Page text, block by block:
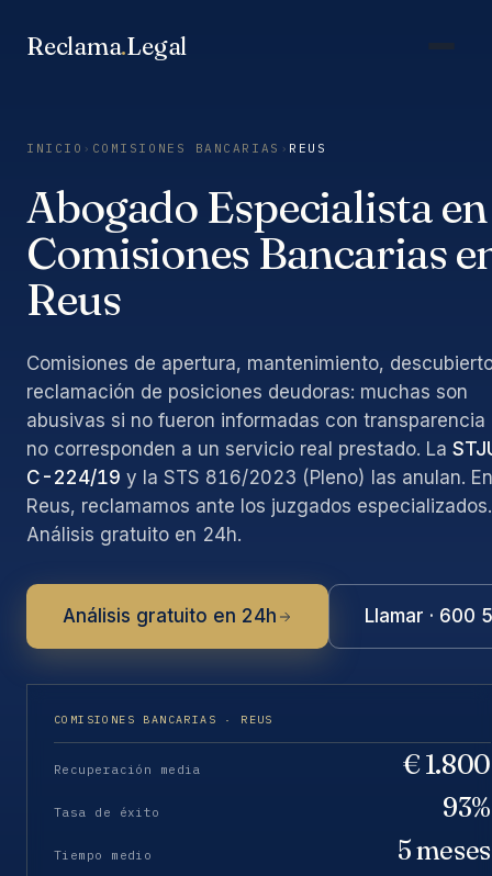
Reclama.Legal
INICIO › COMISIONES BANCARIAS › REUS
Abogado Especialista en
Comisiones Bancarias
Reus
Comisiones de apertura, mantenimiento,
reclamación de posiciones deudoras: muchas son
abusivas si no fueron informadas con transparencia
no corresponden a un servicio real prestado. La
C-224/19 y la STS 816/2023 (Pleno) las anulan. En
Reus, reclamamos ante los juzgados especializados.
Análisis gratuito en 24h.
Análisis gratuito en 24h Llamar · 600
COMISIONES BANCARIAS · REUS
Recuperación media € 1.800
Tasa de éxito 93%
Tiempo medio 5 meses